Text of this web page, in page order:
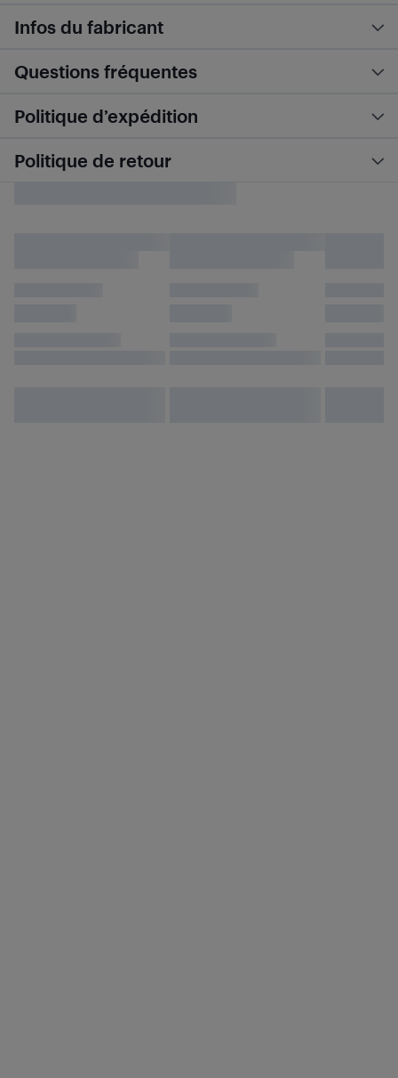
Infos du fabricant
Questions fréquentes
Politique d’expédition
Politique de retour